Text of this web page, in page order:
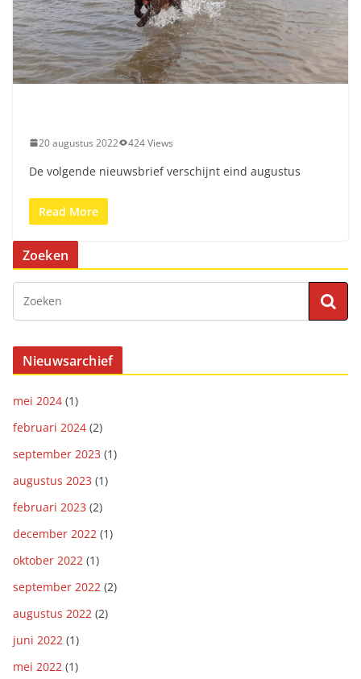
20 augustus 2022 424 Views
De volgende nieuwsbrief verschijnt eind augustus
Read More
Zoeken
Nieuwsarchief
mei 2024 (1)
februari 2024 (2)
september 2023 (1)
augustus 2023 (1)
februari 2023 (2)
december 2022 (1)
oktober 2022 (1)
september 2022 (2)
augustus 2022 (2)
juni 2022 (1)
mei 2022 (1)